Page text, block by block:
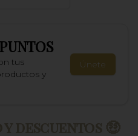
tus
y
Únete